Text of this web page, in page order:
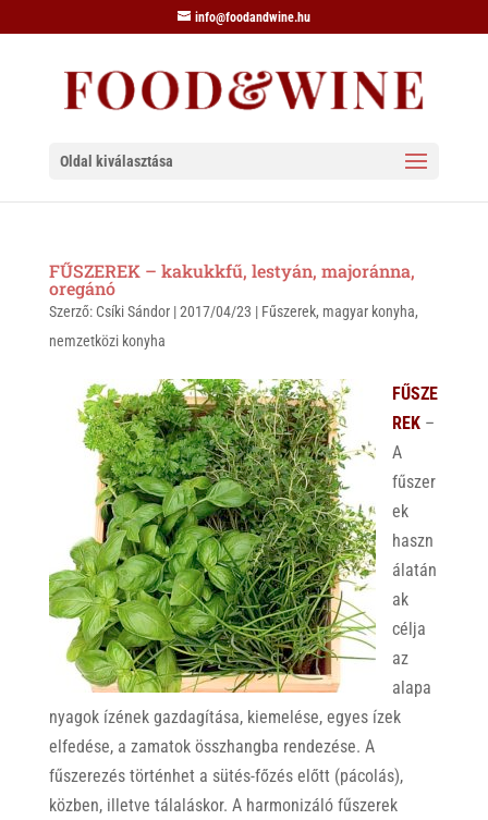
info@foodandwine.hu
Oldal kiválasztása
FŰSZEREK – kakukkfű, lestyán, majoránna,
oregánó
Szerző: Csíki Sándor|2017/04/23 | Fűszerek, magyar konyha,
nemzetközi konyha
FŰSZE
REK–
A
fűszer
ek
haszn
álatán
ak
célja
az
alapa
nyagok ízének gazdagítása, kiemelése, egyes ízek
elfedése, a zamatok összhangba rendezése. A
fűszerezés történhet a sütés-főzés előtt (pácolás),
közben, illetve tálaláskor. A harmonizáló fűszerek